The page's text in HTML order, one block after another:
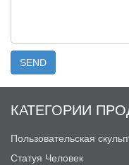
КАТЕГОРИИ
Пользовательская
Статуя Человек